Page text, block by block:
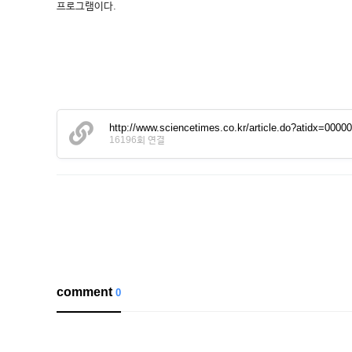
프로그램이다.
http://www.sciencetimes.co.kr/
16196회 연결
comment0